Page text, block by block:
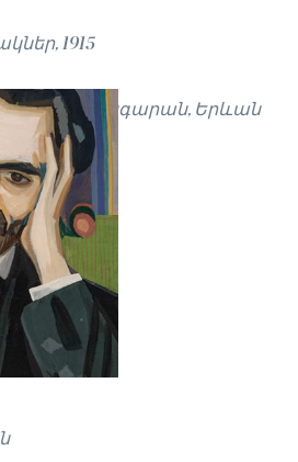
1915
տուն-թանգարան, Երևան